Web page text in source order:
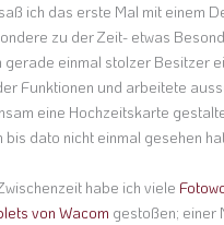
ich das erste Mal mit einem
zu der Zeit- etwas
gerade einmal stolzer Besitzer
Funktionen und arbeitete
eine Hochzeitskarte
bis dato nicht einmal gesehen
habe ich viele
von Wacom gestoßen; einer